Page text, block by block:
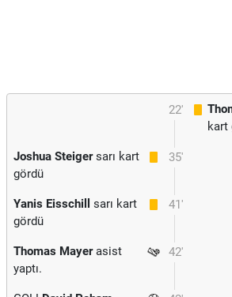
22'
kart
35'
Joshua Steigersarı kart
gördü
41'
Yanis Eisschill
sarı kart
gördü
42'
Thomas Mayerasist
yaptı.